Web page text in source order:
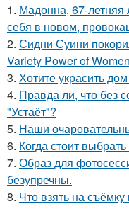
1. Мадонна, 67-летняя
себя в новом,
2. Сидни Суини
Variety Power of
3. Хотите украсить
4. Правда ли, что без
"Устаёт"?
5. Наши
6. Когда стоит
7. Образ для
безупречны.
8. Что взять на